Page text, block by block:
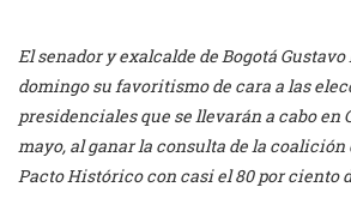
El senador y exalcalde de Bogotá
domingo su favoritismo de cara a las
presidenciales que se llevarán a cabo en
mayo, al ganar la consulta de la
Pacto Histórico con casi el 80 por ciento